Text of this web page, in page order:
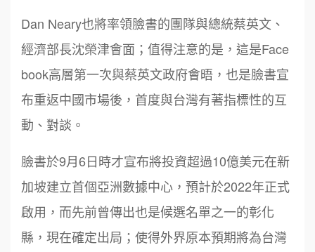
Dan Neary也將率領臉書的團隊與總統蔡英文、
經濟部長沈榮津會面；值得注意的是，這是Face
book高層第一次與蔡英文政府會晤，也是臉書宣
布重返中國市場後，首度與台灣有著指標性的互
動、對談。
臉書於9月6日時才宣布將投資超過10億美元在新
加坡建立首個亞洲數據中心，預計於2022年正式
啟用，而先前曾傳出也是候選名單之一的彰化
縣，現在確定出局；使得外界原本預期將為台灣